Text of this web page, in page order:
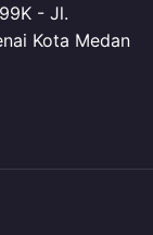
- Jl.
Kota Medan